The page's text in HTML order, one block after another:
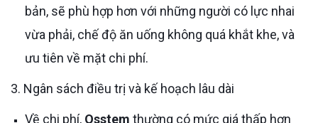
bản, sẽ phù hợp hơn với những người có lực nhai
vừa phải, chế độ ăn uống không quá khắt khe, và
ưu tiên về mặt chi phí.
3. Ngân sách điều trị và kế hoạch lâu dài
Về chi phí, Osstem thường có mức giá thấp hơn